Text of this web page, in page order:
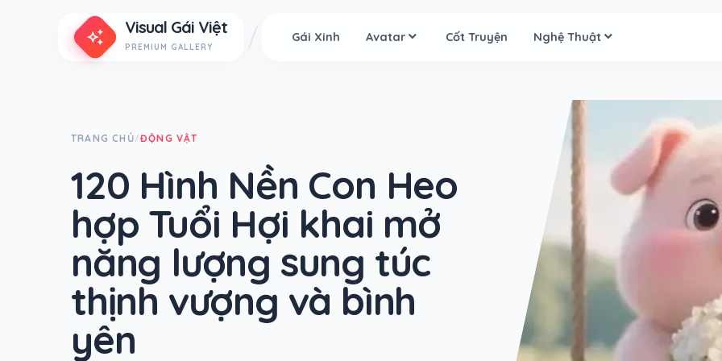
auto_awesome Visual Gái Việt
PREMIUM GALLERY
Gái Xinh Avatar Cốt Truyện Nghệ Thuật
TRANG CHỦ/ĐỘNG VẬT
120 Hình Nền Con Heo
hợp Tuổi Hợi khai mở
năng lượng sung túc
thịnh vượng và bình
yên